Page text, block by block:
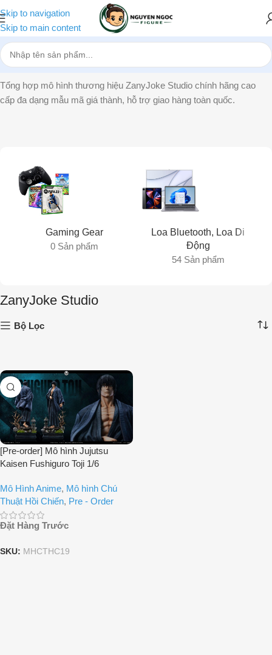
Skip to navigation
Skip to main content
Trang chủ»ZanyJoke Studio
Tổng hợp mô hình thương hiệu ZanyJoke Studio chính hãng cao
cấp đa dạng mẫu mã giá thành, hỗ trợ giao hàng toàn quốc.
Gaming Gear
0 Sản phẩm
Loa Bluetooth, Loa Di
Động
54 Sản phẩm
ZanyJoke Studio
Bộ Lọc
[Pre-order] Mô hình Jujutsu
Kaisen Fushiguro Toji 1/6
Mô Hình Anime, Mô hình Chú
Thuật Hồi Chiến, Pre - Order
Đặt Hàng Trước
SKU: MHCTHC19